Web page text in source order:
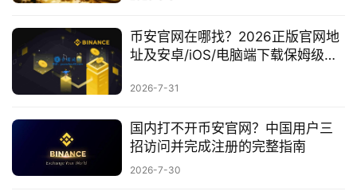
币安官网在哪找？2026正版官网地
址及安卓/iOS/电脑端下载保姆级教
2026-7-31
国内打不开币安官网？中国用户三
招访问并完成注册的完整指南
2026-7-30